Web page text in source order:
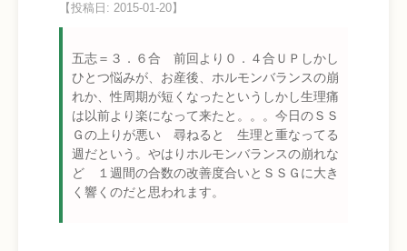
【投稿日: 2015-01-20】
五志＝３．６合 前回より０．４合ＵＰしかし
ひとつ悩みが、お産後、ホルモンバランスの崩
れか、性周期が短くなったというしかし生理痛
は以前より楽になって来たと。。。今日のＳＳ
Ｇの上りが悪い 尋ねると 生理と重なってる
週だという。やはりホルモンバランスの崩れな
ど １週間の合数の改善度合いとＳＳＧに大き
く響くのだと思われます。